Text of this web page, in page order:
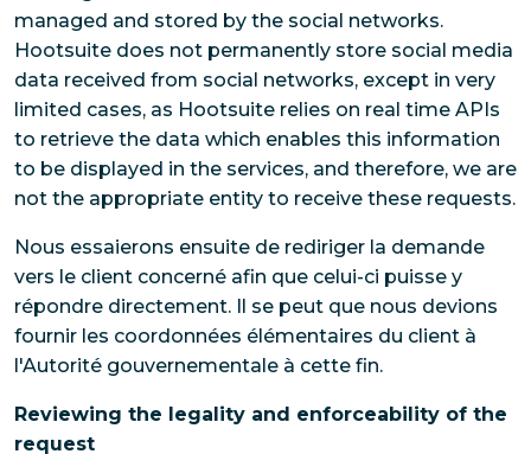
managed and stored by the social networks.
Hootsuite does not permanently store social media
data received from social networks, except in very
limited cases, as Hootsuite relies on real time APIs
to retrieve the data which enables this information
to be displayed in the services, and therefore, we are
not the appropriate entity to receive these requests.
Nous essaierons ensuite de rediriger la demande
vers le client concerné afin que celui-ci puisse y
répondre directement. Il se peut que nous devions
fournir les coordonnées élémentaires du client à
l'Autorité gouvernementale à cette fin.
Reviewing the legality and enforceability of the
request